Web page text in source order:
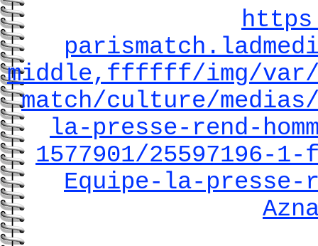
middle,ffffff/img/var/
match/culture/
la-presse-rend-
1577901/25597196-
Equipe-la-presse-